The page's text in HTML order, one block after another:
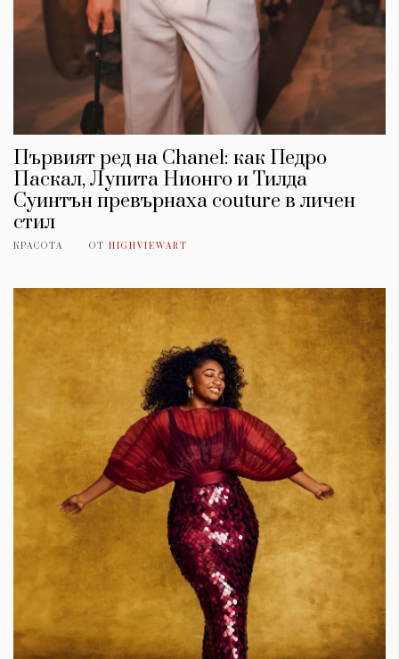
Първият ред на Chanel: как Педро
Паскал, Лупита Нионго и Тилда
Суинтън превърнаха couture в личен
стил
КРАСОТА ОТ HIGHVIEWART